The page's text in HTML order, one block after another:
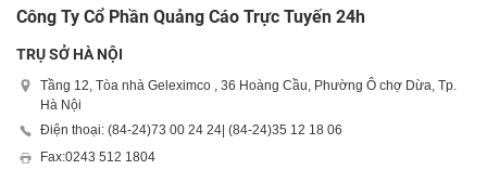
Công Ty Cổ Phần Quảng Cáo Trực Tuyến 24h
TRỤ SỞ HÀ NỘI
Tầng 12, Tòa nhà Geleximco , 36 Hoàng Cầu, Phường Ô chợ Dừa, Tp.
Hà Nội
Điện thoại: (84-24)73 00 24 24 | (84-24)35 12 18 06
Fax:0243 512 1804